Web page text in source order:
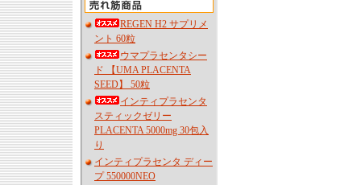
REGEN H2 サプリメ
ント 60粒
ウマプラセンタシー
ド 【UMA PLACENTA
SEED】 50粒
インティプラセンタ
スティックゼリー
PLACENTA 5000mg 30包入
り
インティプラセンタ ディー
プ 550000NEO